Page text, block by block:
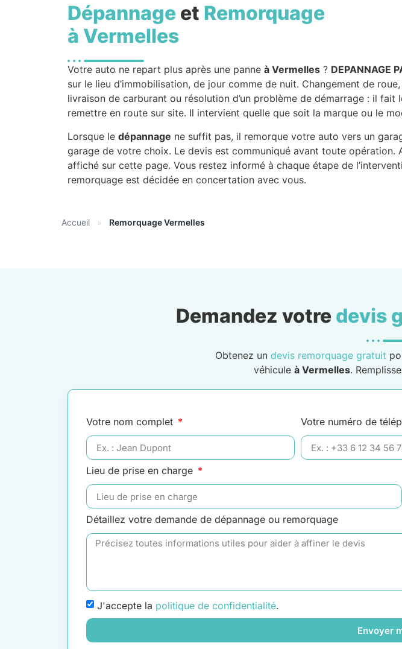
Dépannage et Remorquage
à Vermelles
Votre auto ne repart plus après une panne à Vermelles ? DEPANNAGE
sur le lieu d’immobilisation, de jour comme de nuit. Changement de
livraison de carburant ou résolution d’un problème de démarrage : il fait
remettre en route sur site. Il intervient quelle que soit la marque ou le
Lorsque le dépannage ne suffit pas, il remorque votre auto vers un
garage de votre choix. Le devis est communiqué avant toute opération.
affiché sur cette page. Vous restez informé à chaque étape de
remorquage est décidée en concertation avec vous.
Accueil » Remorquage Vermelles
Demandez votre devis
Obtenez un devis remorquage gratuit
véhicule à Vermelles.
Votre nom complet Votre numéro de
Lieu de prise en charge
Détaillez votre demande de dépannage ou remorquage
J'accepte la politique de confidentialité.
Envoyer